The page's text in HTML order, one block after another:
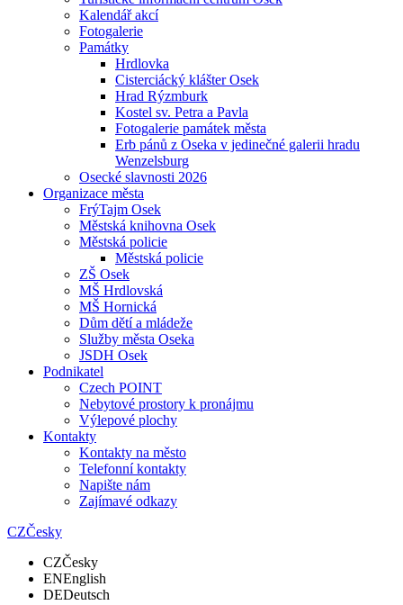
Kalendář akcí
Fotogalerie
Památky
Hrdlovka
Cisterciácký klášter Osek
Hrad Rýzmburk
Kostel sv. Petra a Pavla
Fotogalerie památek města
Erb pánů z Oseka v jedinečné galerii hradu
Wenzelsburg
Osecké slavnosti 2026
Organizace města
FrýTajm Osek
Městská knihovna Osek
Městská policie
Městská policie
ZŠ Osek
MŠ Hrdlovská
MŠ Hornická
Dům dětí a mládeže
Služby města Oseka
JSDH Osek
Podnikatel
Czech POINT
Nebytové prostory k pronájmu
Výlepové plochy
Kontakty
Kontakty na město
Telefonní kontakty
Napište nám
Zajímavé odkazy
CZČesky
CZČesky
ENEnglish
DEDeutsch